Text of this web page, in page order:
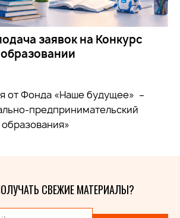
заявок на Конкурс
от Фонда «Наше будущее» –
предпринимательский
СВЕЖИЕ МАТЕРИАЛЫ?